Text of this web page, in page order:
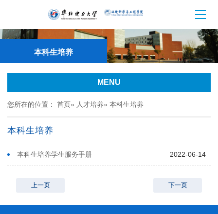
本科生培养
MENU
您所在的位置： 首页» 人才培养» 本科生培养
本科生培养
2022-06-14
本科生培养学生服务手册
上一页 下一页